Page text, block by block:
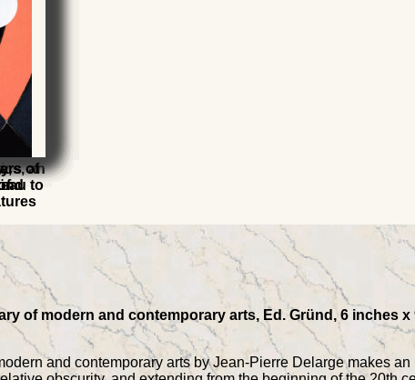
of modern and contemporary arts, Ed. Gründ, 6 inches
and contemporary arts by Jean-Pierre Delarge makes
to
an
of